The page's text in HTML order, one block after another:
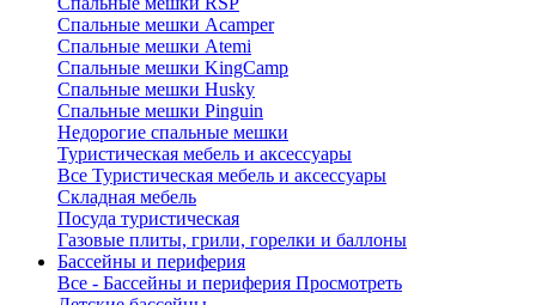
Спальные мешки Acamper
Спальные мешки Atemi
Спальные мешки KingCamp
Спальные мешки Husky
Спальные мешки Pinguin
Недорогие спальные мешки
Туристическая мебель и аксессуары
Все Туристическая мебель и аксессуары
Складная мебель
Посуда туристическая
Газовые плиты, грили, горелки и баллоны
Бассейны и периферия
Все - Бассейны и периферия Просмотреть